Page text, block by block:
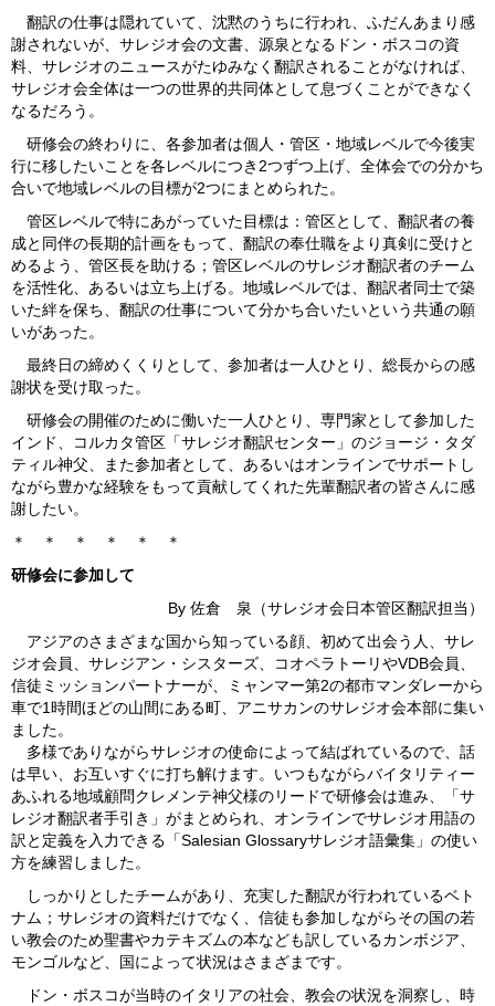
翻訳の仕事は隠れていて、沈黙のうちに行われ、ふだんあまり感
謝されないが、サレジオ会の文書、源泉となるドン・ボスコの資
料、サレジオのニュースがたゆみなく翻訳されることがなければ、
サレジオ会全体は一つの世界的共同体として息づくことができなく
なるだろう。
研修会の終わりに、各参加者は個人・管区・地域レベルで今後実
行に移したいことを各レベルにつき2つずつ上げ、全体会での分かち
合いで地域レベルの目標が2つにまとめられた。
管区レベルで特にあがっていた目標は：管区として、翻訳者の養
成と同伴の長期的計画をもって、翻訳の奉仕職をより真剣に受けと
めるよう、管区長を助ける；管区レベルのサレジオ翻訳者のチーム
を活性化、あるいは立ち上げる。地域レベルでは、翻訳者同士で築
いた絆を保ち、翻訳の仕事について分かち合いたいという共通の願
いがあった。
最終日の締めくくりとして、参加者は一人ひとり、総長からの感
謝状を受け取った。
研修会の開催のために働いた一人ひとり、専門家として参加した
インド、コルカタ管区「サレジオ翻訳センター」のジョージ・タダ
ティル神父、また参加者として、あるいはオンラインでサポートし
ながら豊かな経験をもって貢献してくれた先輩翻訳者の皆さんに感
謝したい。
＊ ＊ ＊ ＊ ＊ ＊
研修会に参加して
By 佐倉 泉（サレジオ会日本管区翻訳担当）
アジアのさまざまな国から知っている顔、初めて出会う人、サレ
ジオ会員、サレジアン・シスターズ、コオペラトーリやVDB会員、
信徒ミッションパートナーが、ミャンマー第2の都市マンダレーから
車で1時間ほどの山間にある町、アニサカンのサレジオ会本部に集い
ました。
多様でありながらサレジオの使命によって結ばれているので、話
は早い、お互いすぐに打ち解けます。いつもながらバイタリティー
あふれる地域顧問クレメンテ神父様のリードで研修会は進み、「サ
レジオ翻訳者手引き」がまとめられ、オンラインでサレジオ用語の
訳と定義を入力できる「Salesian Glossaryサレジオ語彙集」の使い
方を練習しました。
しっかりとしたチームがあり、充実した翻訳が行われているベト
ナム；サレジオの資料だけでなく、信徒も参加しながらその国の若
い教会のため聖書やカテキズムの本なども訳しているカンボジア、
モンゴルなど、国によって状況はさまざまです。
ドン・ボスコが当時のイタリアの社会、教会の状況を洞察し、時